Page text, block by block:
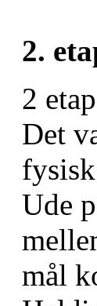
2.
2
Det
Ude
mål